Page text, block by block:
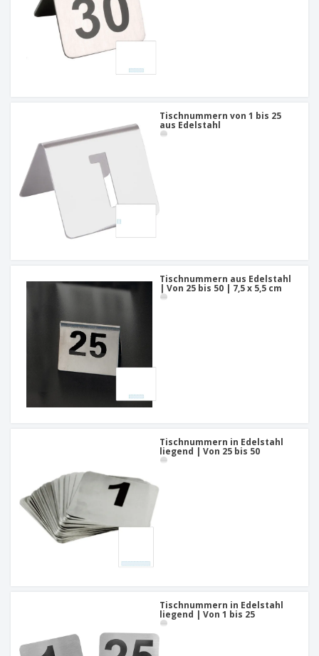
Tischnummern von 1 bis 25
aus Edelstahl
Tischnummern aus Edelstahl
| Von 25 bis 50 | 7,5 x 5,5 cm
Tischnummern in Edelstahl
liegend | Von 25 bis 50
Tischnummern in Edelstahl
liegend | Von 1 bis 25